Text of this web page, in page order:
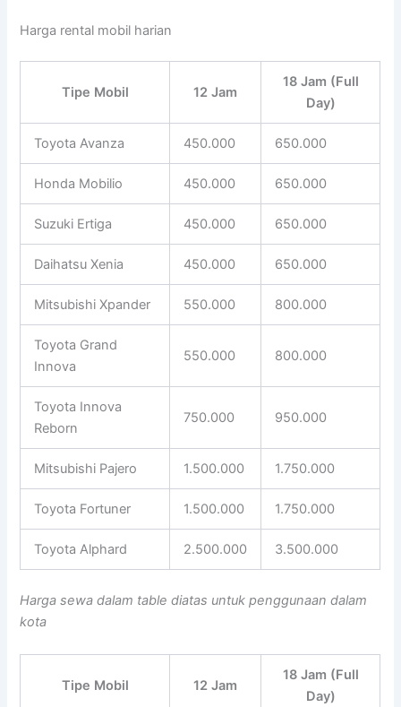
Harga rental mobil harian
Tipe Mobil 12 Jam
18 Jam (Full
Day)
Toyota Avanza 450.000 650.000
Honda Mobilio 450.000 650.000
Suzuki Ertiga 450.000 650.000
Daihatsu Xenia 450.000 650.000
Mitsubishi Xpander 550.000 800.000
Toyota Grand
Innova
550.000 800.000
Toyota Innova
Reborn
750.000 950.000
Mitsubishi Pajero 1.500.000 1.750.000
Toyota Fortuner 1.500.000 1.750.000
Toyota Alphard 2.500.000 3.500.000
Harga sewa dalam table diatas untuk penggunaan dalam
kota
Tipe Mobil 12 Jam
18 Jam (Full
Day)